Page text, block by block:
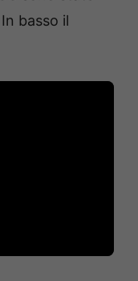
basso il